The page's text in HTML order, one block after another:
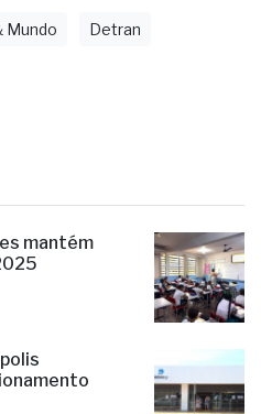
Mundo Detran
mantém